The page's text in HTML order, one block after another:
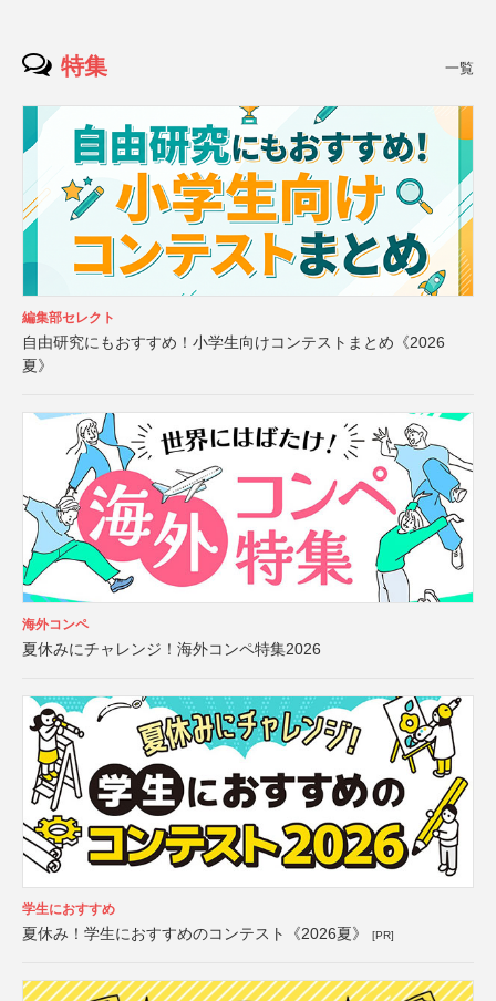
特集 一覧
編集部セレクト
自由研究にもおすすめ！小学生向けコンテストまとめ《2026
夏》
海外コンペ
夏休みにチャレンジ！海外コンペ特集2026
学生におすすめ
夏休み！学生におすすめのコンテスト《2026夏》 [PR]